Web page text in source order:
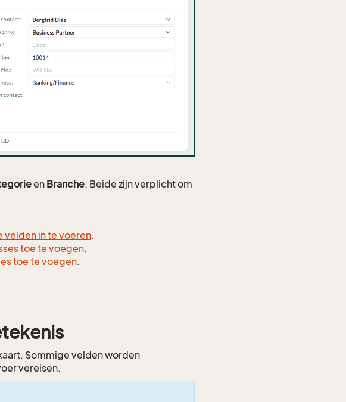
en Branche. Beide zijn verplicht om
velden in te voeren.
toe te voegen.
toe te voegen.
Sommige velden worden
vereisen.